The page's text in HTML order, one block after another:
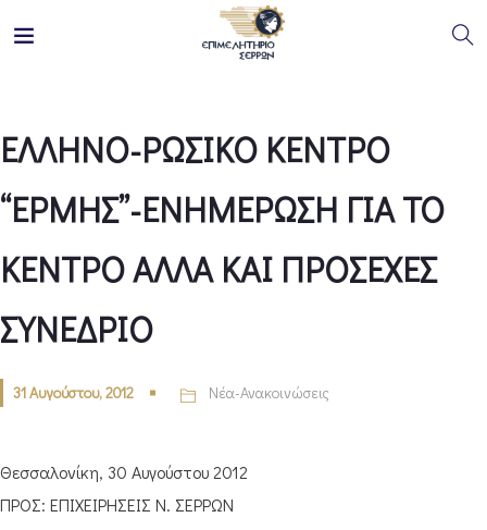
ΕΛΛΗΝΟ-ΡΩΣΙΚΟ ΚΕΝΤΡΟ
“ΕΡΜΗΣ”-ΕΝΗΜΕΡΩΣΗ ΓΙΑ ΤΟ
ΚΕΝΤΡΟ ΑΛΛΑ ΚΑΙ ΠΡΟΣΕΧΕΣ
ΣΥΝΕΔΡΙΟ
31 Αυγούστου, 2012 Νέα-Ανακοινώσεις
Θεσσαλονίκη, 30 Αυγούστου 2012
ΠΡΟΣ: ΕΠΙΧΕΙΡΗΣΕΙΣ Ν. ΣΕΡΡΩΝ